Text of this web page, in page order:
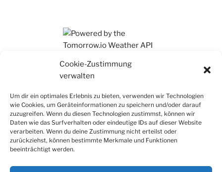
Cookie-Zustimmung
verwalten
Um dir ein optimales Erlebnis zu bieten, verwenden wir Technologien
wie Cookies, um Geräteinformationen zu speichern und/oder darauf
zuzugreifen. Wenn du diesen Technologien zustimmst, können wir
Daten wie das Surfverhalten oder eindeutige IDs auf dieser Website
verarbeiten. Wenn du deine Zustimmung nicht erteilst oder
zurückziehst, können bestimmte Merkmale und Funktionen
beeinträchtigt werden.